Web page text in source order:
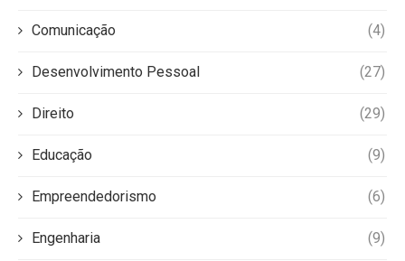
Comunicação (4)
Desenvolvimento Pessoal (27)
Direito (29)
Educação (9)
Empreendedorismo (6)
Engenharia (9)